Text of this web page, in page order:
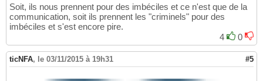
Soit, ils nous prennent pour des imbéciles et ce n'est que de la
communication, soit ils prennent les "criminels" pour des
imbéciles et s'est encore pire.
4
0
ticNFA, le 03/11/2015 à 19h31 #5